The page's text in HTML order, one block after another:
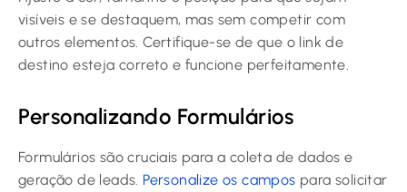
visíveis e se destaquem, mas sem competir com
outros elementos. Certifique-se de que o link de
destino esteja correto e funcione perfeitamente.
Personalizando Formulários
Formulários são cruciais para a coleta de dados e
geração de leads. Personalize os campos para solicitar